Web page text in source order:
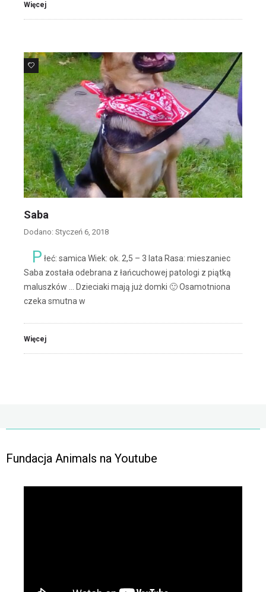
Więcej
9
Saba
Dodano: Styczeń 6, 2018
P łeć: samica Wiek: ok. 2,5 – 3 lata Rasa: mieszaniec
Saba została odebrana z łańcuchowej patologi z piątką
maluszków … Dzieciaki mają już domki 🙂 Osamotniona
czeka smutna w
Więcej
Fundacja Animals na Youtube